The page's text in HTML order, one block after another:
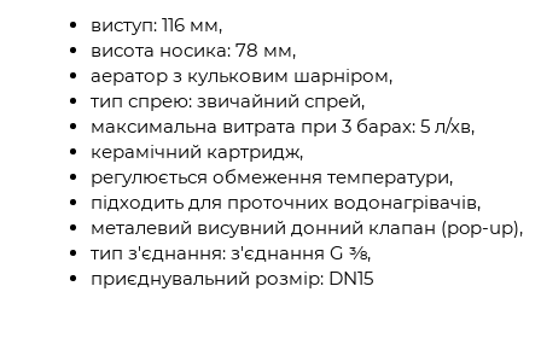
виступ: 116 мм,
висота носика: 78 мм,
аератор з кульковим шарніром,
тип спрею: звичайний спрей,
максимальна витрата при 3 барах: 5 л/хв,
керамічний картридж,
регулюється обмеження температури,
підходить для проточних водонагрівачів,
металевий висувний донний клапан (pop-up),
тип з'єднання: з'єднання G ⅜,
приєднувальний розмір: DN15